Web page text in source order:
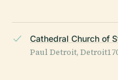
Cathedral Church of
Paul Detroit,